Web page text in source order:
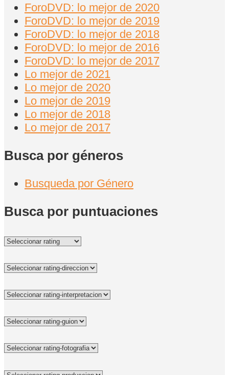
ForoDVD: lo mejor de 2020
ForoDVD: lo mejor de 2019
ForoDVD: lo mejor de 2018
ForoDVD: lo mejor de 2016
ForoDVD: lo mejor de 2017
Lo mejor de 2021
Lo mejor de 2020
Lo mejor de 2019
Lo mejor de 2018
Lo mejor de 2017
Busca por géneros
Busqueda por Género
Busca por puntuaciones